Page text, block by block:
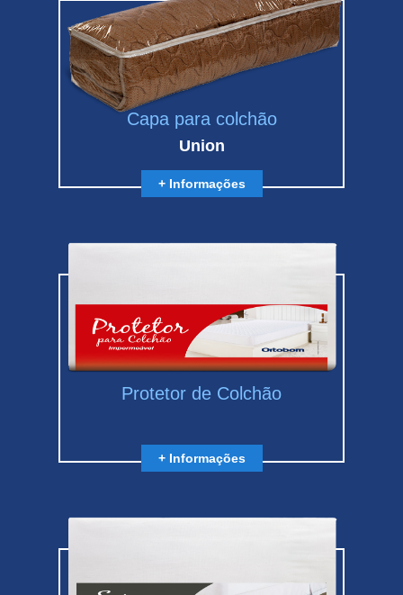
Capa para colchão
Union
+ Informações
Protetor de Colchão
+ Informações